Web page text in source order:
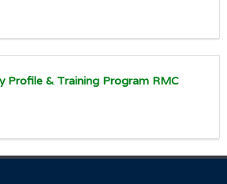
Profile & Training Program RMC